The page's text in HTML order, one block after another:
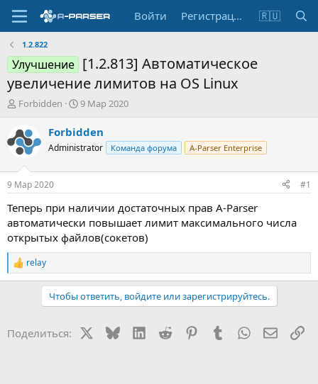
Войти Регистрация 🇷🇺
1.2.822
Улучшение [1.2.813] Автоматическое
увеличение лимитов на OS Linux
А
т
о
р
т
е
м
ы
Forbidden
Д
т
н
а
л
9 Мар 2020
Forbidden
Administrator Команда форума A-Parser Enterprise
9 Мар 2020 #1
Теперь при наличии достаточных прав A-Parser
автоматически повышает лимит максимального числа
открытых файлов(сокетов)
Р
е
и
relay
Чтобы ответить, войдите или зарегистрируйтесь.
Поделиться: BlueskyLinkedIn
Reddit PinterestTumblr WhatsApp